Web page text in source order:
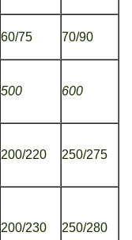
60/75 70/90
500 600
200/220 250/275
200/230 250/280